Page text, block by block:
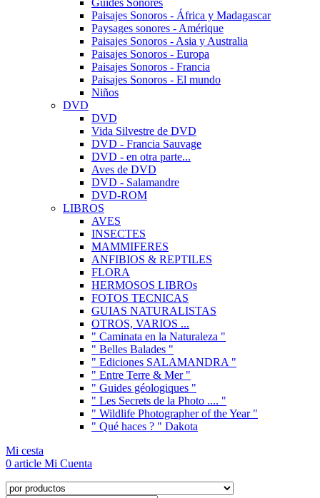
Guides Sonores
Paisajes Sonoros - África y Madagascar
Paysages sonores - Amérique
Paisajes Sonoros - Asia y Australia
Paisajes Sonoros - Europa
Paisajes Sonoros - Francia
Paisajes Sonoros - El mundo
Niños
DVD
DVD
Vida Silvestre de DVD
DVD - Francia Sauvage
DVD - en otra parte...
Aves de DVD
DVD - Salamandre
DVD-ROM
LIBROS
AVES
INSECTES
MAMMIFERES
ANFIBIOS & REPTILES
FLORA
HERMOSOS LIBROs
FOTOS TECNICAS
GUIAS NATURALISTAS
OTROS, VARIOS ...
" Caminata en la Naturaleza "
" Belles Balades "
" Ediciones SALAMANDRA "
" Entre Terre & Mer "
" Guides géologiques "
" Les Secrets de la Photo .... "
" Wildlife Photographer of the Year "
" Qué haces ? " Dakota
Mi cesta
0 article Mi Cuenta